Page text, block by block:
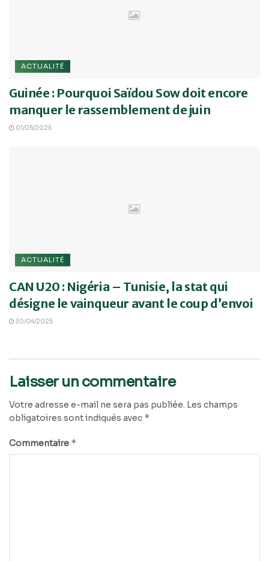
ACTUALITÉ
Guinée : Pourquoi Saïdou Sow doit encore
manquer le rassemblement de juin
01/05/2025
ACTUALITÉ
CAN U20 : Nigéria – Tunisie, la stat qui
désigne le vainqueur avant le coup d’envoi
30/04/2025
Laisser un commentaire
Votre adresse e-mail ne sera pas publiée. Les champs
obligatoires sont indiqués avec *
Commentaire *